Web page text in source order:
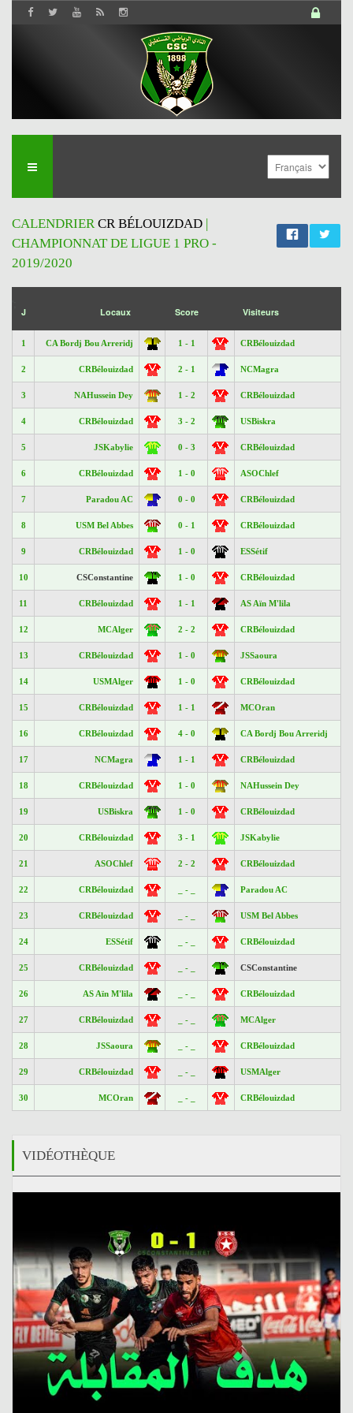
CALENDRIERCR BÉLOUIZDAD |
CHAMPIONNAT DE LIGUE 1 PRO -
2019/2020
J Locaux Score Visiteurs
1 CA Bordj Bou Arreridj 1 - 1 CRBélouizdad
2 CRBélouizdad 2 - 1 NCMagra
3 NAHussein Dey 1 - 2 CRBélouizdad
4 CRBélouizdad 3 - 2 USBiskra
5 JSKabylie 0 - 3 CRBélouizdad
6 CRBélouizdad 1 - 0 ASOChlef
7 Paradou AC 0 - 0 CRBélouizdad
8 USM Bel Abbes 0 - 1 CRBélouizdad
9 CRBélouizdad 1 - 0 ESSétif
10 CSConstantine 1 - 0 CRBélouizdad
11 CRBélouizdad 1 - 1 AS Aïn M'lila
12 MCAlger 2 - 2 CRBélouizdad
13 CRBélouizdad 1 - 0 JSSaoura
14 USMAlger 1 - 0 CRBélouizdad
15 CRBélouizdad 1 - 1 MCOran
16 CRBélouizdad 4 - 0 CA Bordj Bou Arreridj
17 NCMagra 1 - 1 CRBélouizdad
18 CRBélouizdad 1 - 0 NAHussein Dey
19 USBiskra 1 - 0 CRBélouizdad
20 CRBélouizdad 3 - 1 JSKabylie
21 ASOChlef 2 - 2 CRBélouizdad
22 CRBélouizdad _ - _ Paradou AC
23 CRBélouizdad _ - _ USM Bel Abbes
24 ESSétif _ - _ CRBélouizdad
25 CRBélouizdad _ - _ CSConstantine
26 AS Aïn M'lila _ - _ CRBélouizdad
27 CRBélouizdad _ - _ MCAlger
28 JSSaoura _ - _ CRBélouizdad
29 CRBélouizdad _ - _ USMAlger
30 MCOran _ - _ CRBélouizdad
VIDÉOTHÈQUE